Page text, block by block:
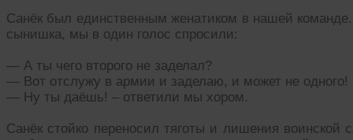
Санёк был единственным женатиком в нашей команде.
сынишка, мы в один голос спросили:
— А ты чего второго не заделал?
— Вот отслужу в армии и заделаю, и может не одного!
— Ну ты даёшь! – ответили мы хором.
Санёк стойко переносил тяготы и лишения воинской